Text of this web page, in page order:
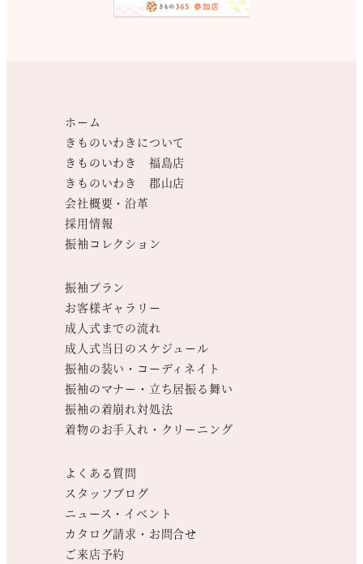
ホーム
きものいわきについて
きものいわき 福島店
きものいわき 郡山店
会社概要・沿革
採用情報
振袖コレクション
振袖プラン
お客様ギャラリー
成人式までの流れ
成人式当日のスケジュール
振袖の装い・コーディネイト
振袖のマナー・立ち居振る舞い
振袖の着崩れ対処法
着物のお手入れ・クリーニング
よくある質問
スタッフブログ
ニュース・イベント
カタログ請求・お問合せ
ご来店予約